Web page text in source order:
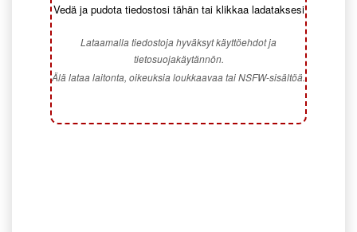
Vedä ja pudota tiedostosi tähän tai klikkaa ladataksesi
Lataamalla tiedostoja hyväksyt käyttöehdot ja
tietosuojakäytännön.
Älä lataa laitonta, oikeuksia loukkaavaa tai NSFW-sisältöä.